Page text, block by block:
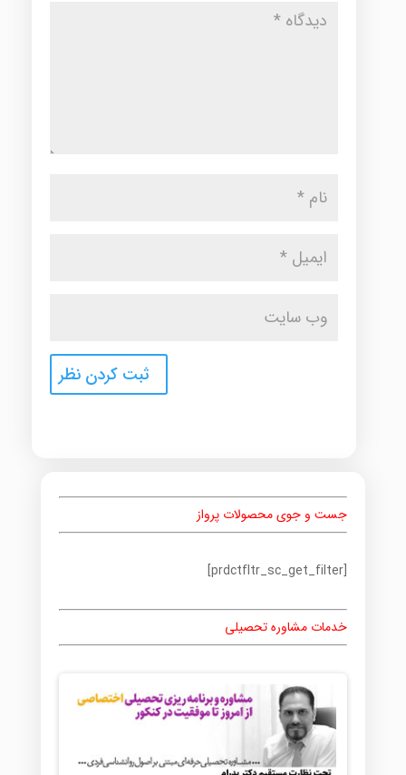
جست و جوی محصولات پرواز
[prdctfltr_sc_get_filter]
خدمات مشاوره تحصیلی